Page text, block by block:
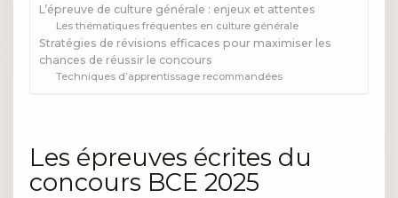
L’épreuve de culture générale : enjeux et attentes
Les thématiques fréquentes en culture générale
Stratégies de révisions efficaces pour maximiser les
chances de réussir le concours
Techniques d’apprentissage recommandées
Les épreuves écrites du
concours BCE 2025